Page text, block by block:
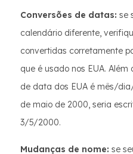
Conversões de datas: se
calendário diferente,
convertidas corretamente
que é usado nos EUA.
de data dos EUA é mês/
de maio de 2000, seria
3/5/2000.
Mudanças de nome: se